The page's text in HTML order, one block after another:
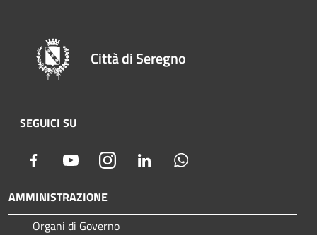
Città di Seregno
SEGUICI SU
Facebook YoutubeInstagram LinkedIn
AMMINISTRAZIONE
Organi di Governo